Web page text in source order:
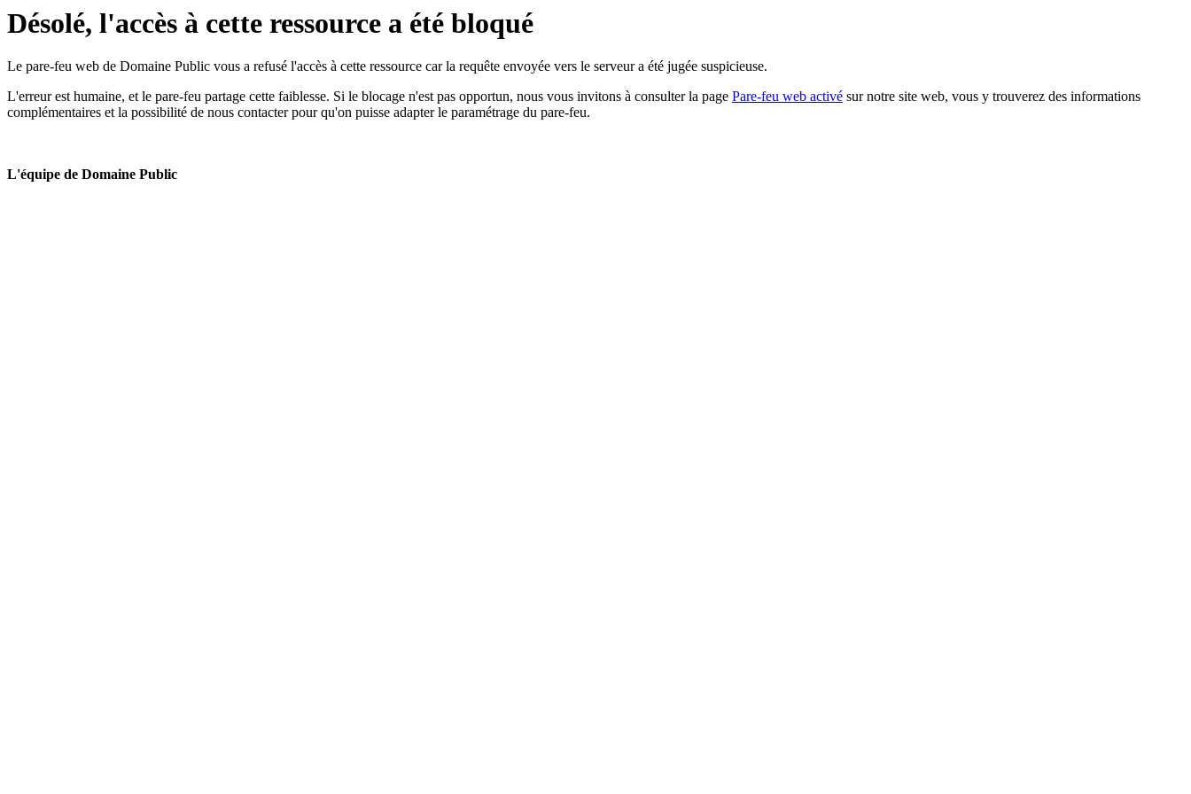
Désolé, l'accès à cette ressource a été bloqué
Le pare-feu web de Domaine Public vous a refusé l'accès à cette ressource car la requête envoyée vers le serveur a été jugée suspicieuse.
L'erreur est humaine, et le pare-feu partage cette faiblesse. Si le blocage n'est pas opportun, nous vous invitons à consulter la page Pare-feu web activé sur notre site web, vous y trouverez des informations
complémentaires et la possibilité de nous contacter pour qu'on puisse adapter le paramétrage du pare-feu.
L'équipe de Domaine Public